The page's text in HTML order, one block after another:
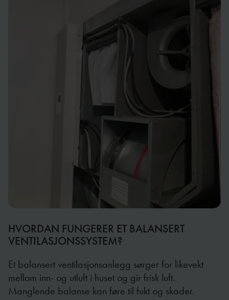
HVORDAN FUNGERER ET BALANSERT
VENTILASJONSSYSTEM?
Et balansert ventilasjonsanlegg sørger for likevekt
mellom inn- og utluft i huset og gir frisk luft.
Manglende balanse kan føre til fukt og skader.